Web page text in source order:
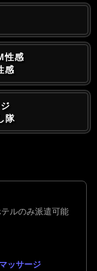
性感
感
隊
ルのみ派遣可能
ッサージ